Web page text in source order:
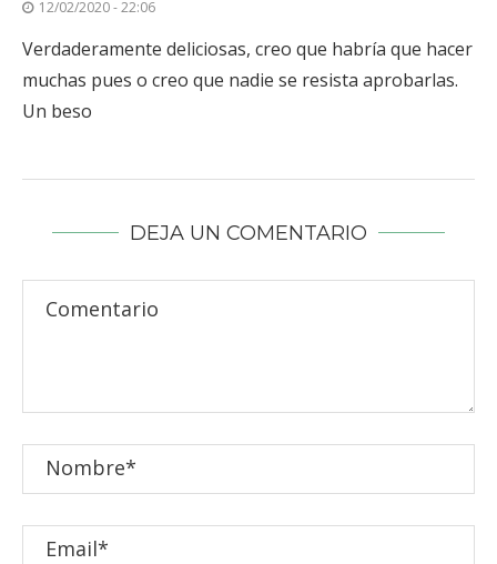
12/02/2020 - 22:06
Verdaderamente deliciosas, creo que habría que hacer
muchas pues o creo que nadie se resista aprobarlas.
Un beso
DEJA UN COMENTARIO